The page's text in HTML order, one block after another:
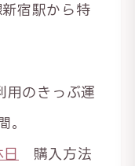
宿駅から特
のきっぶ運
。
日 購入方法